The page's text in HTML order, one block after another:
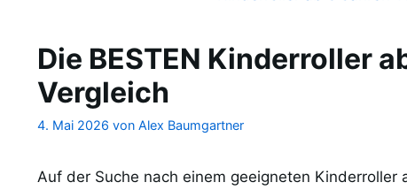
Die BESTEN Kinderroller
Vergleich
4. Mai 2026 von Alex Baumgartner
Auf der Suche nach einem geeigneten Kinderroller